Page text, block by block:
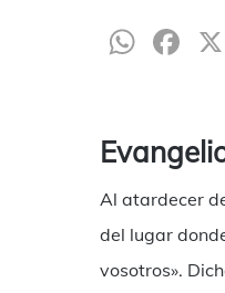
Al atardecer
del lugar
vosotros».